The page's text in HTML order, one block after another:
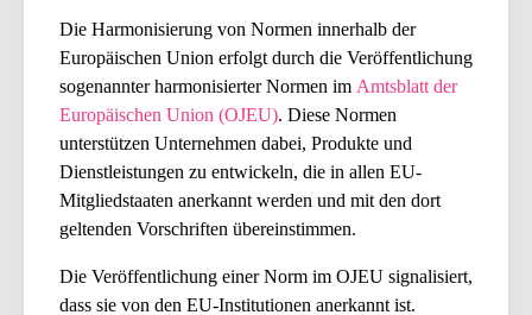
Die Harmonisierung von Normen innerhalb der
Europäischen Union erfolgt durch die Veröffentlichung
sogenannter harmonisierter Normen im Amtsblatt der
Europäischen Union (OJEU). Diese Normen
unterstützen Unternehmen dabei, Produkte und
Dienstleistungen zu entwickeln, die in allen EU-
Mitgliedstaaten anerkannt werden und mit den dort
geltenden Vorschriften übereinstimmen.
Die Veröffentlichung einer Norm im OJEU signalisiert,
dass sie von den EU-Institutionen anerkannt ist.